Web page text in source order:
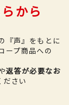
から
『声』をもとに
ープ商品への
返答が必要なお
ださい